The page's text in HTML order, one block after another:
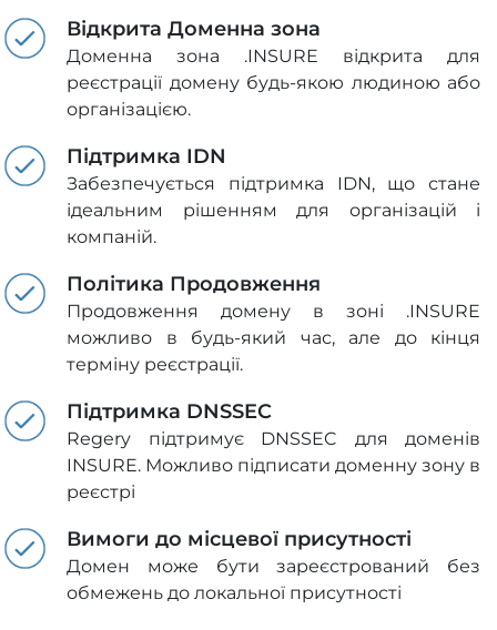
Відкрита Доменна зона
Доменна зона .INSURE відкрита для
реєстрації домену будь-якою людиною або
організацією.
Підтримка IDN
Забезпечується підтримка IDN, що стане
ідеальним рішенням для організацій і
компаній.
Політика Продовження
Продовження домену в зоні .INSURE
можливо в будь-який час, але до кінця
терміну реєстрації.
Підтримка DNSSEC
Regery підтримує DNSSEC для доменів
INSURE. Можливо підписати доменну зону в
реєстрі
Вимоги до місцевої присутності
Домен може бути зареєстрований без
обмежень до локальної присутності